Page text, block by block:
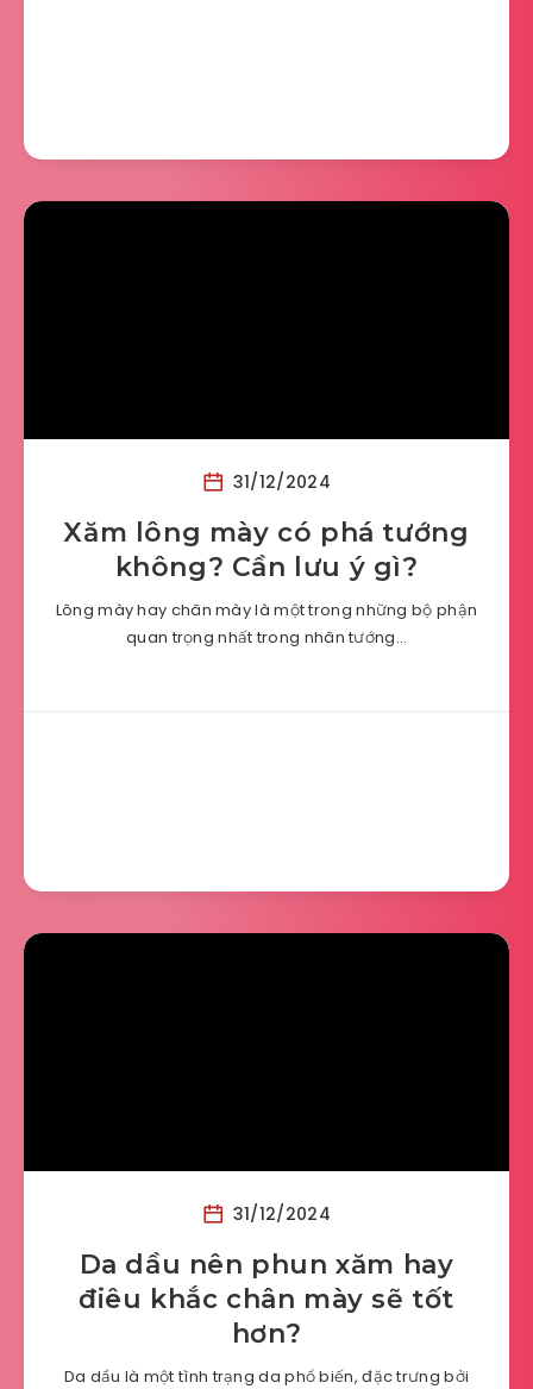
31/12/2024
Xăm lông mày có phá tướng
không? Cần lưu ý gì?
Lông mày hay chân mày là một trong những bộ phận
quan trọng nhất trong nhân tướng…
31/12/2024
Da dầu nên phun xăm hay
điêu khắc chân mày sẽ tốt
hơn?
Da dầu là một tình trạng da phổ biến, đặc trưng bởi